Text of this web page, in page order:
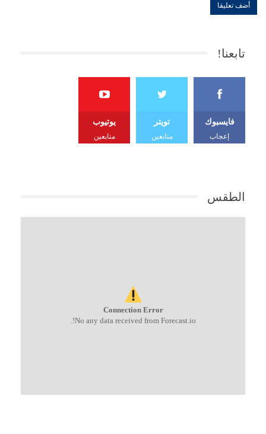
تابعنا!
فايسبوك
إعجاب
تويتر
متابعين
يوتيوب
متابعين
الطقس
Connection Error
No any data received from Forecast.io!.